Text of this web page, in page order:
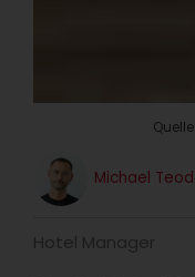
Michael
Hotel Manager